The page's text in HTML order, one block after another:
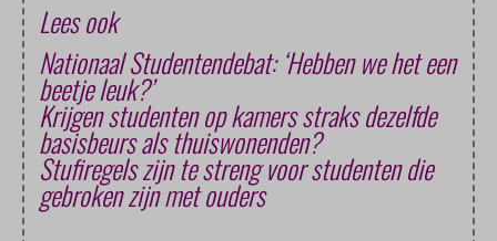
Lees ook
Nationaal Studentendebat: ‘Hebben we het een
beetje leuk?’
Krijgen studenten op kamers straks dezelfde
basisbeurs als thuiswonenden?
Stufiregels zijn te streng voor studenten die
gebroken zijn met ouders